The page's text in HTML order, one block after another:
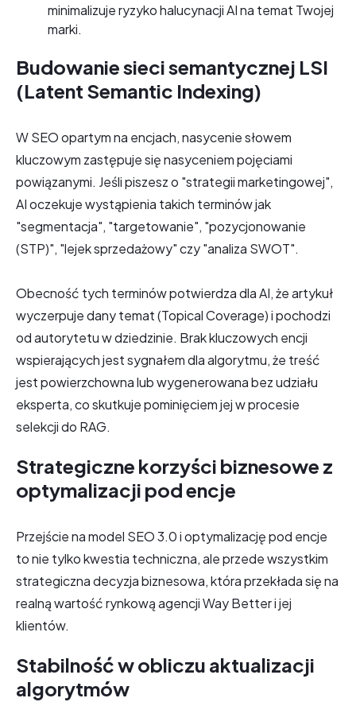
minimalizuje ryzyko halucynacji AI na temat Twojej
marki.
Budowanie sieci semantycznej LSI
(Latent Semantic Indexing)
W SEO opartym na encjach, nasycenie słowem
kluczowym zastępuje się nasyceniem pojęciami
powiązanymi. Jeśli piszesz o "strategii marketingowej",
AI oczekuje wystąpienia takich terminów jak
"segmentacja", "targetowanie", "pozycjonowanie
(STP)", "lejek sprzedażowy" czy "analiza SWOT".
Obecność tych terminów potwierdza dla AI, że artykuł
wyczerpuje dany temat (Topical Coverage) i pochodzi
od autorytetu w dziedzinie. Brak kluczowych encji
wspierających jest sygnałem dla algorytmu, że treść
jest powierzchowna lub wygenerowana bez udziału
eksperta, co skutkuje pominięciem jej w procesie
selekcji do RAG.
Strategiczne korzyści biznesowe z
optymalizacji pod encje
Przejście na model SEO 3.0 i optymalizację pod encje
to nie tylko kwestia techniczna, ale przede wszystkim
strategiczna decyzja biznesowa, która przekłada się na
realną wartość rynkową agencji Way Better i jej
klientów.
Stabilność w obliczu aktualizacji
algorytmów